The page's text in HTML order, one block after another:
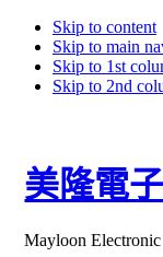
Skip to content
Skip to main
Skip to 1st
Skip to 2nd
美隆電
Mayloon